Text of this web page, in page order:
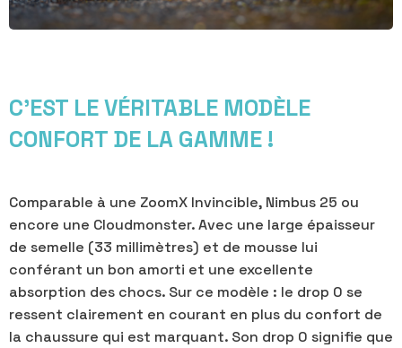
C’EST LE VÉRITABLE MODÈLE
CONFORT DE LA GAMME !
Comparable à une ZoomX Invincible, Nimbus 25 ou
encore une Cloudmonster. Avec une large épaisseur
de semelle (33 millimètres) et de mousse lui
conférant un bon amorti et une excellente
absorption des chocs. Sur ce modèle : le drop 0 se
ressent clairement en courant en plus du confort de
la chaussure qui est marquant. Son drop 0 signifie que